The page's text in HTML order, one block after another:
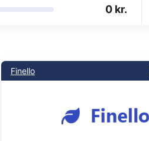
kr.
Finello